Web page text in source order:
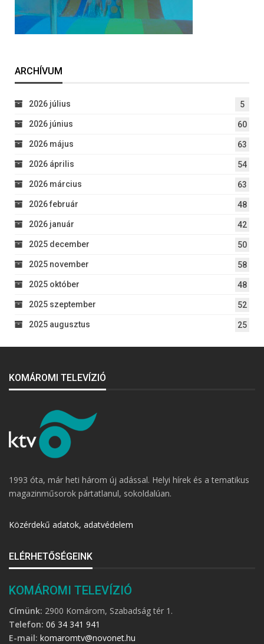
ARCHÍVUM
2026 július 5
2026 június 60
2026 május 63
2026 április 54
2026 március 63
2026 február 48
2026 január 42
2025 december 50
2025 november 58
2025 október 48
2025 szeptember 52
2025 augusztus 25
KOMÁROMI TELEVÍZIÓ
1993 óta, már heti három új adással. Helyi hírek és a tematikus
magazinműsorok pártatlanul, sokoldalúan.
Közérdekű adatok, adatvédelem
ELÉRHETŐSÉGEINK
KOMÁROMI TELEVÍZIÓ
Címünk: 2900 Komárom, Szabadság tér 1.
Telefon: 06 34 341 941
E-mail: komaromtv@novonet.hu